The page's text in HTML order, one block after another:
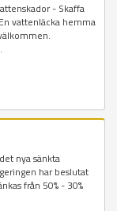
- Skaffa
vattenläcka hemma
nya sänkta
har beslutat
från 50% - 30%